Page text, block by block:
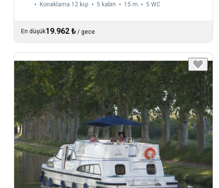
Konaklama 12 kişi 5 kabin 15 m 5 WC
En düşük19.962 ₺ / gece